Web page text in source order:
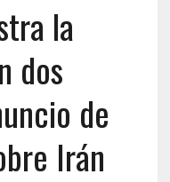
la
dos
de
Irán